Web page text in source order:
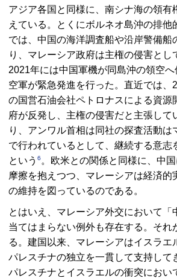
アジア各国と同様に、南シナ海の領有
えている。とくにボルネオ島沖の排他
では、中国の海洋調査船や沿岸警備船
り、マレーシア政府は主権の侵害とし
2021年には中国軍機が同島沖の領空
空軍が緊急発進を行った。直近では、
の国営石油会社ペトロナスによる資源
府が反発し、主権の侵害だと主張して
り、アンワル首相は同社の探査活動は
で行われているとして、継続する意志
という 6 。欧米との関係と同様に、中
摩擦を抱えつつ、マレーシアは経済的
の維持を図っているのである。
とはいえ、マレーシア外交において「
当てはまらない例外も存在する。それ
る。建国以来、マレーシアはイスラエ
パレスチナの独立を一貫して支持して
パレスチナとイスラエルの衝突におい